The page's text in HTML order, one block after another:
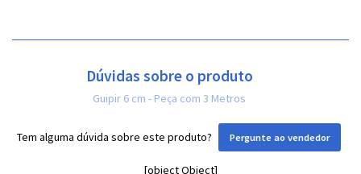
Dúvidas sobre o produto
Guipir 6 cm - Peça com 3 Metros
Tem alguma dúvida sobre este produto? Pergunte ao vendedor
[object Object]